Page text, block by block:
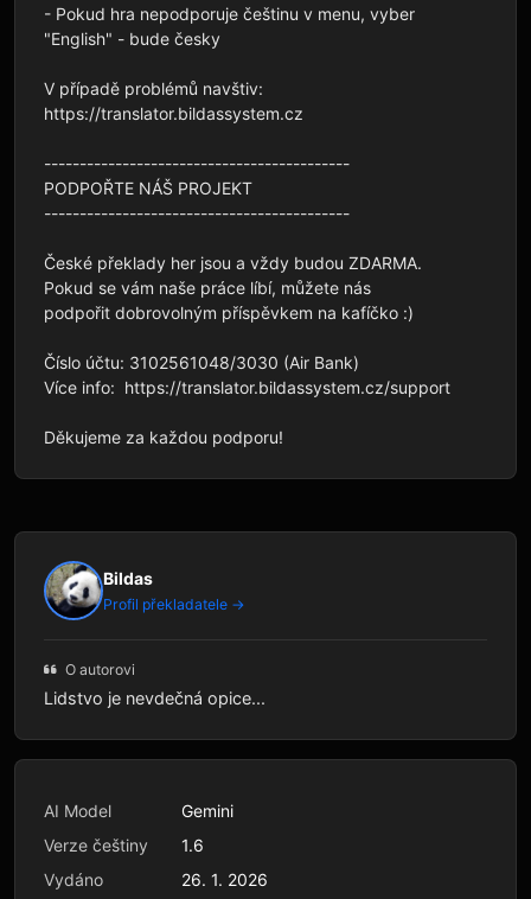
- Pokud hra nepodporuje češtinu v menu, vyber
"English" - bude česky
V případě problémů navštiv:
https://translator.bildassystem.cz
-------------------------------------------
PODPOŘTE NÁŠ PROJEKT
-------------------------------------------
České překlady her jsou a vždy budou ZDARMA.
Pokud se vám naše práce líbí, můžete nás
podpořit dobrovolným příspěvkem na kafíčko :)
Číslo účtu: 3102561048/3030 (Air Bank)
Více info:  https://translator.bildassystem.cz/support
Bildas
Profil překladatele →
O autorovi
Lidstvo je nevdečná opice...
AI Model
Gemini
Verze češtiny
1.6
Vydáno
26. 1. 2026